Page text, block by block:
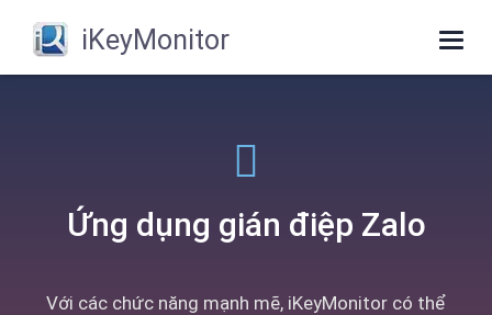
iKeyMonitor
Ứng dụng gián điệp Zalo
Với các chức năng mạnh mẽ, iKeyMonitor có thể